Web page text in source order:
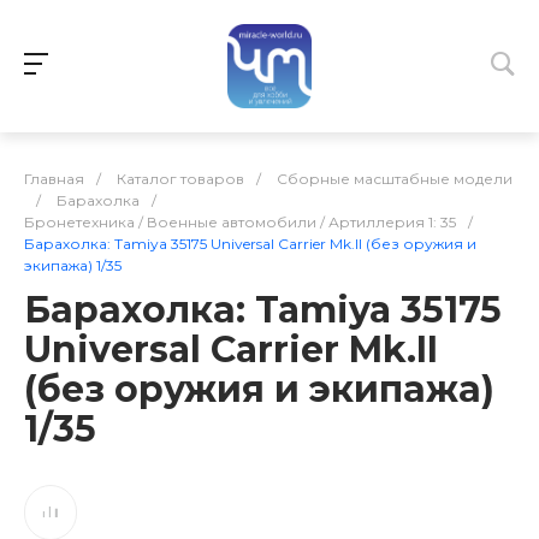
Главная / Каталог товаров /
Сборные масштабные модели
/
Барахолка
/
Бронетехника / Военные автомобили / Артиллерия 1: 35
/
Барахолка: Tamiya 35175 Universal Carrier Mk.II (без оружия и
экипажа) 1/35
Барахолка: Tamiya 35175
Universal Carrier Mk.II
(без оружия и экипажа)
1/35